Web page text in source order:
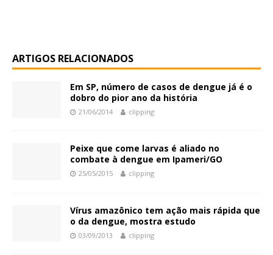
ARTIGOS RELACIONADOS
Em SP, número de casos de dengue já é o
dobro do pior ano da história
21/06/2014 clipping
Peixe que come larvas é aliado no
combate à dengue em Ipameri/GO
25/05/2015 clipping
Vírus amazônico tem ação mais rápida que
o da dengue, mostra estudo
03/09/2013 clipping